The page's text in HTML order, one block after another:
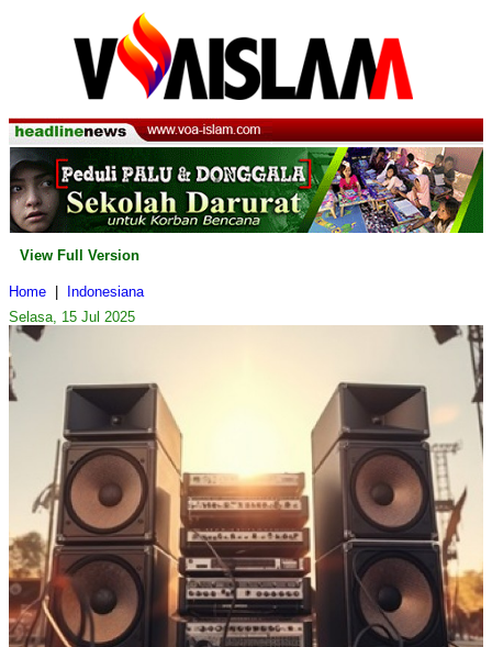
View Full Version
Home
Indonesiana
Selasa, 15 Jul 2025